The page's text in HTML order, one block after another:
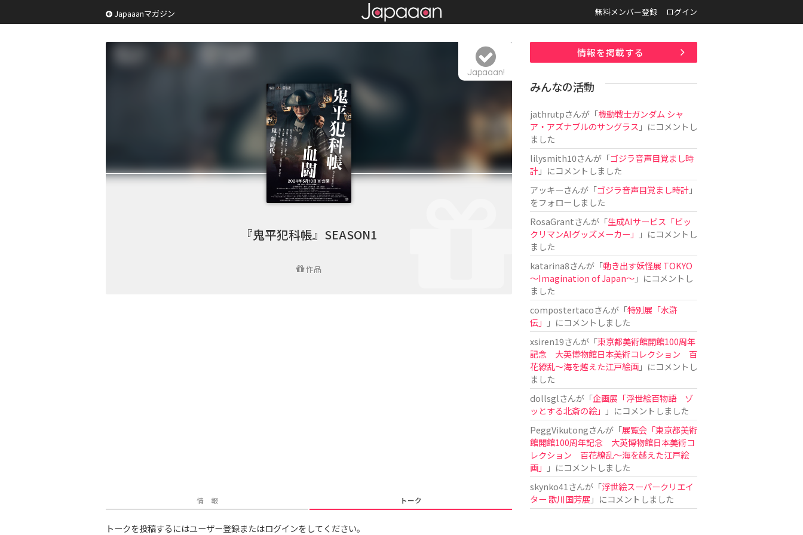
Japaaanマガジン 無料メンバー登録 ログイン
『鬼平犯科帳』SEASON1
作品
Japaaan!
情 報 トーク
トークを投稿するにはユーザー登録またはログインをしてください。
情報を掲載する
みんなの活動
jathrutpさんが「機動戦士ガンダム シャ
ア・アズナブルのサングラス 」にコメントし
ました
lilysmith10さんが「ゴジラ音声目覚まし時
計」にコメントしました
アッキーさんが「ゴジラ音声目覚まし時計」
をフォローしました
RosaGrantさんが「生成AIサービス「ビッ
クリマンAIグッズメーカー」
」にコメントし
ました
katarina8さんが「動き出す妖怪展 TOKYO
〜Imagination of Japan〜」にコメントし
ました
compostertacoさんが「特別展「水滸
伝」
」にコメントしました
xsiren19さんが「東京都美術館開館100周年
記念 大英博物館日本美術コレクション 百
花繚乱～海を越えた江戸絵画」にコメントし
ました
dollsglさんが「企画展「浮世絵百物語 ゾ
ッとする北斎の絵」
」にコメントしました
PeggVikutongさんが「展覧会「東京都美術
館開館100周年記念 大英博物館日本美術コ
レクション 百花繚乱〜海を越えた江戸絵
画」
」にコメントしました
skynko41 さんが「浮世絵スーパークリエイ
ター 歌川国芳展 」にコメントしました